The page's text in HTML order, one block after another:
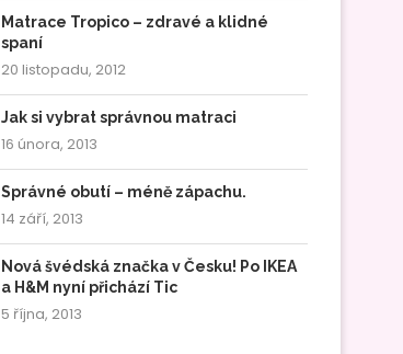
Matrace Tropico – zdravé a klidné
spaní
20 listopadu, 2012
Jak si vybrat správnou matraci
16 února, 2013
Správné obutí – méně zápachu.
14 září, 2013
Nová švédská značka v Česku! Po IKEA
a H&M nyní přichází Tic
5 října, 2013